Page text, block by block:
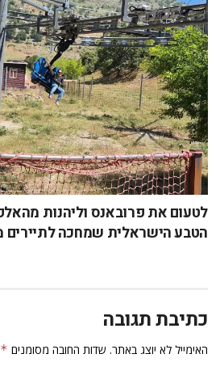
לטעום את פרובאנס וליהנות
הטבע הישראלית שמחכה לתיירים
כתיבת תגובה
האימייל לא יוצג באתר. שדות החובה מסומנים *